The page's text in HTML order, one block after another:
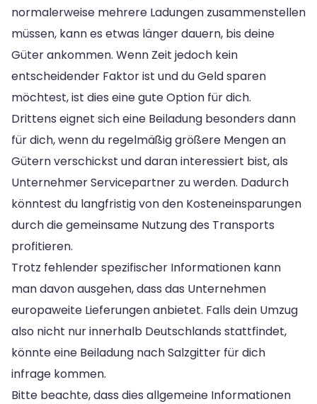
normalerweise mehrere Ladungen zusammenstellen
müssen, kann es etwas länger dauern, bis deine
Güter ankommen. Wenn Zeit jedoch kein
entscheidender Faktor ist und du Geld sparen
möchtest, ist dies eine gute Option für dich.
Drittens eignet sich eine Beiladung besonders dann
für dich, wenn du regelmäßig größere Mengen an
Gütern verschickst und daran interessiert bist, als
Unternehmer Servicepartner zu werden. Dadurch
könntest du langfristig von den Kosteneinsparungen
durch die gemeinsame Nutzung des Transports
profitieren.
Trotz fehlender spezifischer Informationen kann
man davon ausgehen, dass das Unternehmen
europaweite Lieferungen anbietet. Falls dein Umzug
also nicht nur innerhalb Deutschlands stattfindet,
könnte eine Beiladung nach Salzgitter für dich
infrage kommen.
Bitte beachte, dass dies allgemeine Informationen